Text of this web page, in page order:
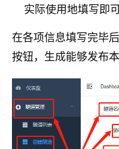
实际使用地填写即可
在各项信息填写完毕
按钮，生成能够发布